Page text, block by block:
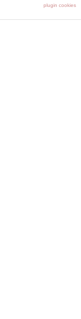
plugin cookies